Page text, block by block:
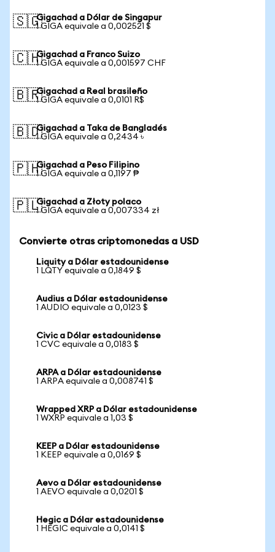
🇸🇬Gigachad a Dólar de Singapur
1 GIGA equivale a 0,002521 $
🇨🇭Gigachad a Franco Suizo
1 GIGA equivale a 0,001597 CHF
🇧🇷Gigachad a Real brasileño
1 GIGA equivale a 0,0101 R$
🇧🇩Gigachad a Taka de Bangladés
1 GIGA equivale a 0,2434 ৳
🇵🇭Gigachad a Peso Filipino
1 GIGA equivale a 0,1197 ₱
🇵🇱Gigachad a Złoty polaco
1 GIGA equivale a 0,007334 zł
Convierte otras criptomonedas a USD
Liquity a Dólar estadounidense
1 LQTY equivale a 0,1849 $
Audius a Dólar estadounidense
1 AUDIO equivale a 0,0123 $
Civic a Dólar estadounidense
1 CVC equivale a 0,0183 $
ARPA a Dólar estadounidense
1 ARPA equivale a 0,008741 $
Wrapped XRP a Dólar estadounidense
1 WXRP equivale a 1,03 $
KEEP a Dólar estadounidense
1 KEEP equivale a 0,0169 $
Aevo a Dólar estadounidense
1 AEVO equivale a 0,0201 $
Hegic a Dólar estadounidense
1 HEGIC equivale a 0,0141 $